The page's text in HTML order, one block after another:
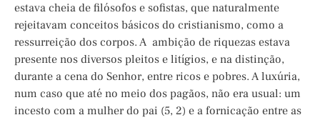
estava cheia de filósofos e sofistas, que naturalmente
rejeitavam conceitos básicos do cristianismo, como a
ressurreição dos corpos. A ambição de riquezas estava
presente nos diversos pleitos e litígios, e na distinção,
durante a cena do Senhor, entre ricos e pobres. A luxúria,
num caso que até no meio dos pagãos, não era usual: um
incesto com a mulher do pai (5, 2) e a fornicação entre as